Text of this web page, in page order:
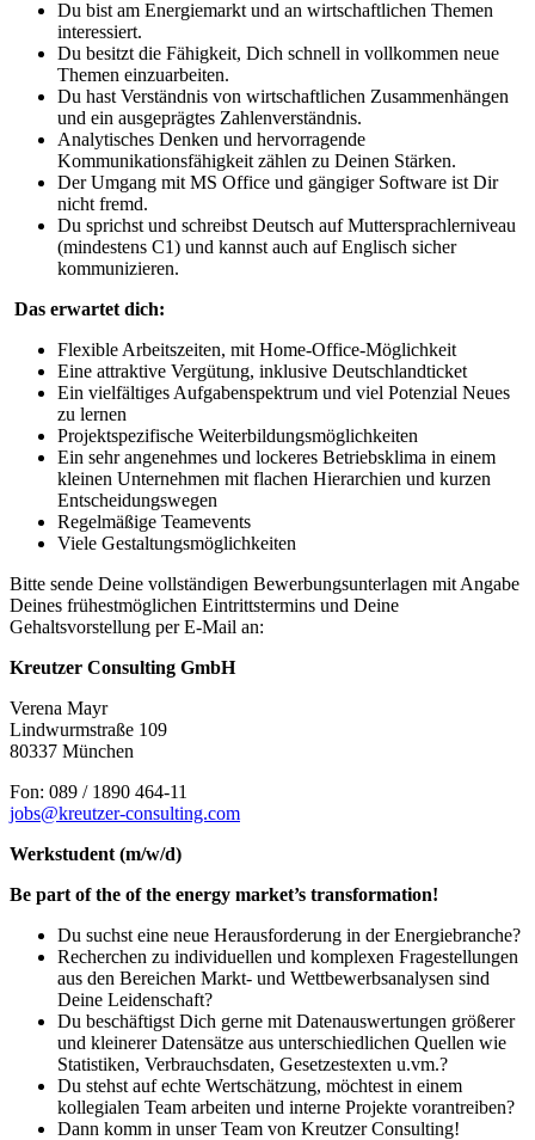
Du bist am Energiemarkt und an wirtschaftlichen Themen
interessiert.
Du besitzt die Fähigkeit, Dich schnell in vollkommen neue
Themen einzuarbeiten.
Du hast Verständnis von wirtschaftlichen Zusammenhängen
und ein ausgeprägtes Zahlenverständnis.
Analytisches Denken und hervorragende
Kommunikationsfähigkeit zählen zu Deinen Stärken.
Der Umgang mit MS Office und gängiger Software ist Dir
nicht fremd.
Du sprichst und schreibst Deutsch auf Muttersprachlerniveau
(mindestens C1) und kannst auch auf Englisch sicher
kommunizieren.
Das erwartet dich:
Flexible Arbeitszeiten, mit Home-Office-Möglichkeit
Eine attraktive Vergütung, inklusive Deutschlandticket
Ein vielfältiges Aufgabenspektrum und viel Potenzial Neues
zu lernen
Projektspezifische Weiterbildungsmöglichkeiten
Ein sehr angenehmes und lockeres Betriebsklima in einem
kleinen Unternehmen mit flachen Hierarchien und kurzen
Entscheidungswegen
Regelmäßige Teamevents
Viele Gestaltungsmöglichkeiten
Bitte sende Deine vollständigen Bewerbungsunterlagen mit Angabe
Deines frühestmöglichen Eintrittstermins und Deine
Gehaltsvorstellung per E-Mail an:
Kreutzer Consulting GmbH
Verena Mayr
Lindwurmstraße 109
80337 München
Fon: 089 / 1890 464-11
jobs@kreutzer-consulting.com
Werkstudent (m/w/d)
Be part of the of the energy market’s transformation!
Du suchst eine neue Herausforderung in der Energiebranche?
Recherchen zu individuellen und komplexen Fragestellungen
aus den Bereichen Markt- und Wettbewerbsanalysen sind
Deine Leidenschaft?
Du beschäftigst Dich gerne mit Datenauswertungen größerer
und kleinerer Datensätze aus unterschiedlichen Quellen wie
Statistiken, Verbrauchsdaten, Gesetzestexten u.vm.?
Du stehst auf echte Wertschätzung, möchtest in einem
kollegialen Team arbeiten und interne Projekte vorantreiben?
Dann komm in unser Team von Kreutzer Consulting!